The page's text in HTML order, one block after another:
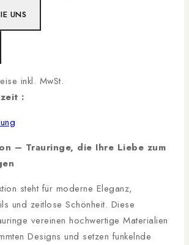
UNS
inkl. MwSt.
:
– Trauringe, die Ihre Liebe zum
steht für moderne Eleganz,
und zeitlose Schönheit. Diese
vereinen hochwertige Materialien
Designs und setzen funkelnde